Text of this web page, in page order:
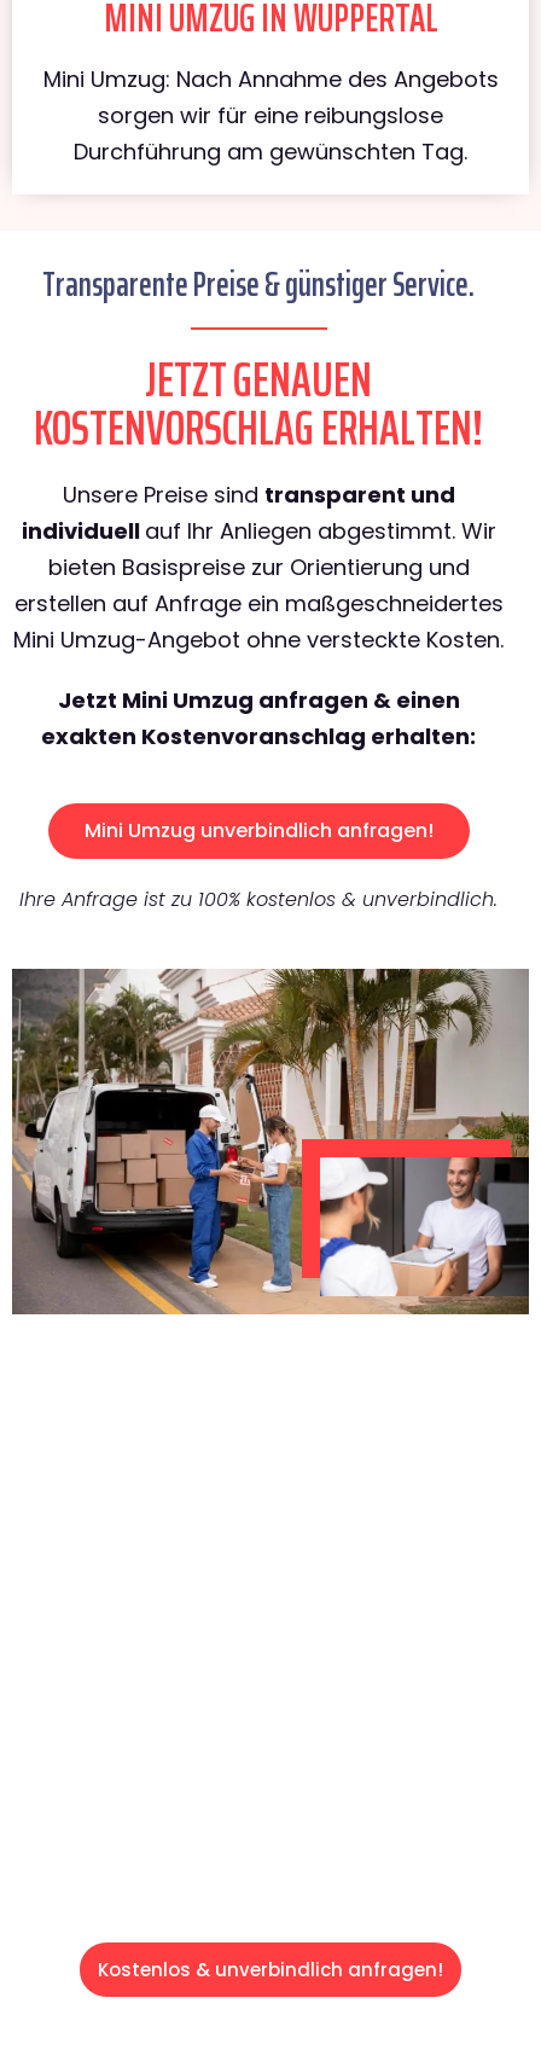
MINI UMZUG IN WUPPERTAL
Mini Umzug: Nach Annahme des Angebots
sorgen wir für eine reibungslose
Durchführung am gewünschten Tag.
Transparente Preise & günstiger Service.
JETZT GENAUEN
KOSTENVORSCHLAG ERHALTEN!
Unsere Preise sind transparent und
individuell auf Ihr Anliegen abgestimmt. Wir
bieten Basispreise zur Orientierung und
erstellen auf Anfrage ein maßgeschneidertes
Mini Umzug-Angebot ohne versteckte Kosten.
Jetzt Mini Umzug anfragen & einen
exakten Kostenvoranschlag erhalten:
Mini Umzug unverbindlich anfragen!
Ihre Anfrage ist zu 100% kostenlos & unverbindlich.
Kostenlos & unverbindlich anfragen!